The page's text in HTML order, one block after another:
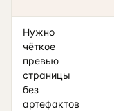
Нужно
чёткое
превью
страницы
без
артефактов